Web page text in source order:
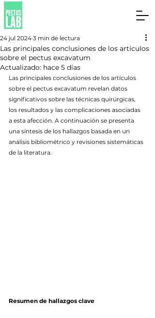
Las principales conclusiones de los artículos
sobre el pectus excavatum
24 jul 2024 3 min de lectura
Actualizado: hace 5 días
Las principales conclusiones de los artículos
sobre el pectus excavatum revelan datos
significativos sobre las técnicas quirúrgicas,
los resultados y las complicaciones asociadas
a esta afección. A continuación se presenta
una síntesis de los hallazgos basada en un
análisis bibliométrico y revisiones sistemáticas
de la literatura.
Resumen de hallazgos clave